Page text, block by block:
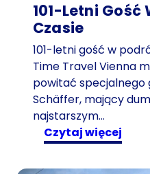
101-Letni Gość
Czasie
101-letni gość w
Time Travel Vienna
powitać specjalnego
Schäffer, mający
najstarszym…
czytaj więcej
1
0